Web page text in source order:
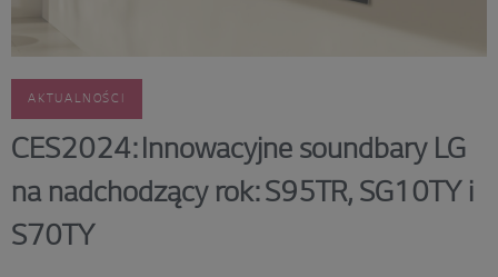
AKTUALNOŚCI
CES2024: Innowacyjne soundbary LG
na nadchodzący rok: S95TR, SG10TY i
S70TY